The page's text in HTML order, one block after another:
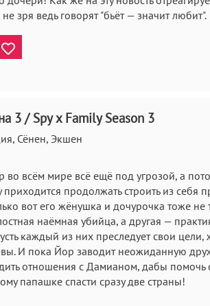
зря ведь говорят "бьёт — значит любит".
3 / Spy x Family Season 3
Сёнен, Экшен
во всём мире всё ещё под угрозой, а
приходится продолжать строить из себя
вот его жёнушка и дочурочка тоже не
наёмная убийца, а другая —
каждый из них преследует свои цели,
И пока Йор заводит неожиданную
отношения с Дамианом, дабы помочь
папашке спасти сразу две страны!